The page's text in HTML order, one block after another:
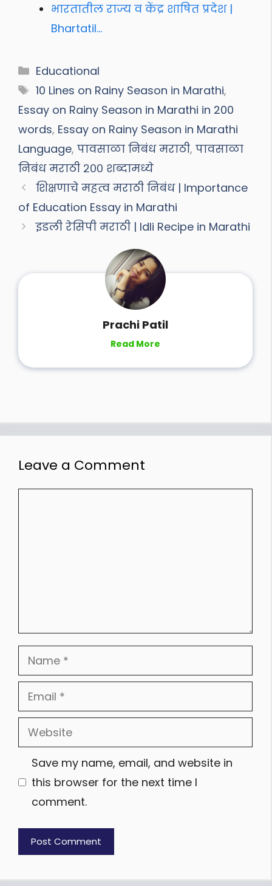
भारतातील राज्य व केंद्र शाषित प्रदेश |
Bhartatil…
Categories
Educational
Tags
10 Lines on Rainy Season in Marathi,
Essay on Rainy Season in Marathi in 200
words, Essay on Rainy Season in Marathi
Language, पावसाळा निबंध मराठी, पावसाळा
निबंध मराठी २०० शब्दामध्ये
शिक्षणाचे महत्व मराठी निबंध | Importance
of Education Essay in Marathi
इडली रेसिपी मराठी | Idli Recipe in Marathi
Prachi Patil
Read More
Leave a Comment
Name
Email
Website
Save my name, email, and website in
this browser for the next time I
comment.